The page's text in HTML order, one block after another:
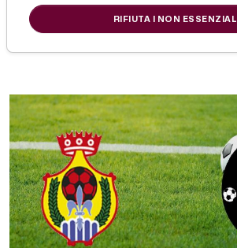
di Redazione Picenotime
RIFIUTA I NON ESSENZIALI